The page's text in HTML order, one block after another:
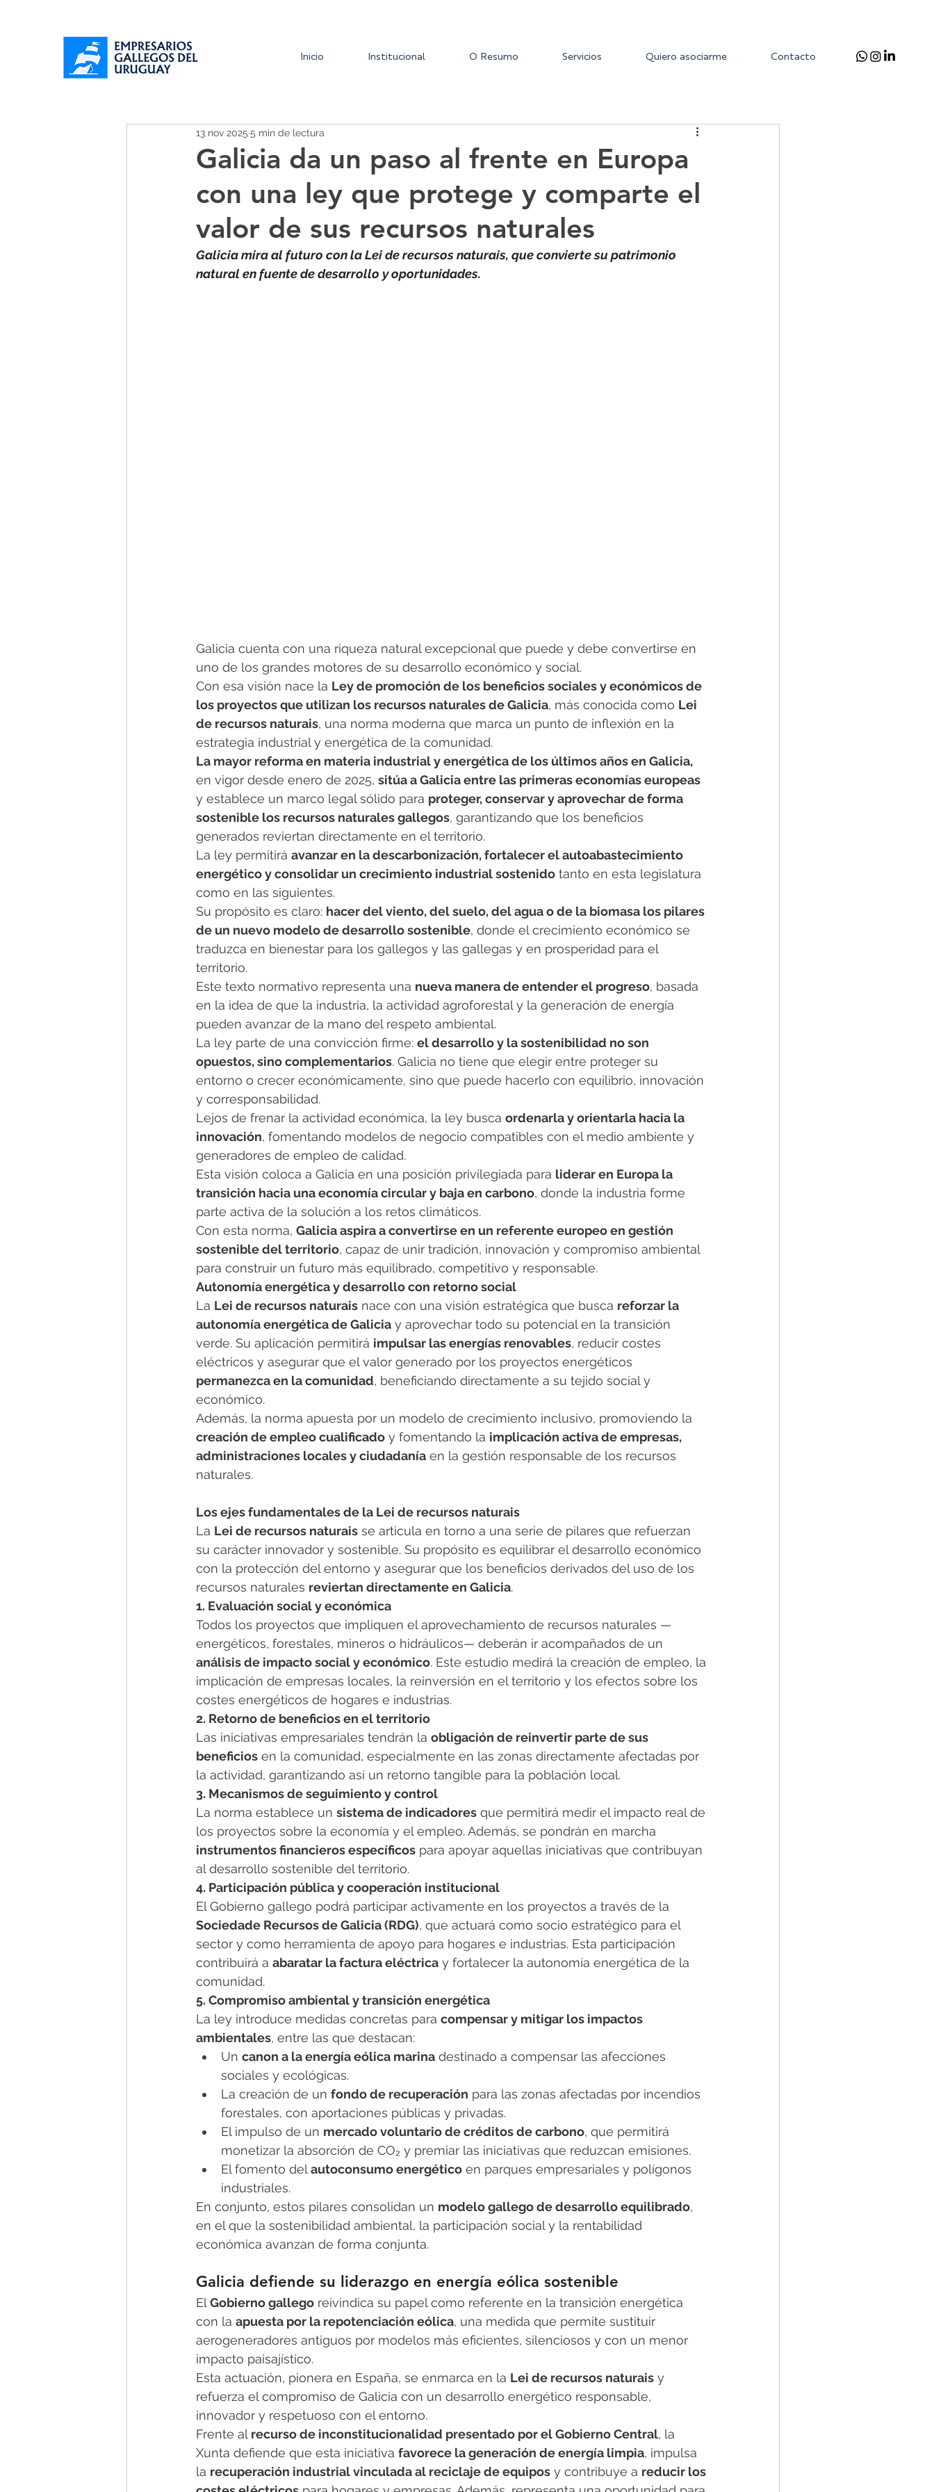
Inicio Institucional O Resumo Servicios Quiero asociarme Contacto
Galicia da un paso al frente en Europa
con una ley que protege y comparte el
valor de sus recursos naturales
13 nov 2025 5 min de lectura
Galicia mira al futuro con la Lei de recursos naturais, que convierte su patrimonio
natural en fuente de desarrollo y oportunidades.
Galicia cuenta con una riqueza natural excepcional que puede y debe convertirse en
uno de los grandes motores de su desarrollo económico y social.
Con esa visión nace la Ley de promoción de los beneficios sociales y económicos de
los proyectos que utilizan los recursos naturales de Galicia, más conocida como Lei
de recursos naturais, una norma moderna que marca un punto de inflexión en la
estrategia industrial y energética de la comunidad.
La mayor reforma en materia industrial y energética de los últimos años en Galicia,
en vigor desde enero de 2025, sitúa a Galicia entre las primeras economías europeas
y establece un marco legal sólido para proteger, conservar y aprovechar de forma
sostenible los recursos naturales gallegos, garantizando que los beneficios
generados reviertan directamente en el territorio.
La ley permitirá avanzar en la descarbonización, fortalecer el autoabastecimiento
energético y consolidar un crecimiento industrial sostenido tanto en esta legislatura
como en las siguientes.
Su propósito es claro: hacer del viento, del suelo, del agua o de la biomasa los pilares
de un nuevo modelo de desarrollo sostenible, donde el crecimiento económico se
traduzca en bienestar para los gallegos y las gallegas y en prosperidad para el
territorio.
Este texto normativo representa una nueva manera de entender el progreso, basada
en la idea de que la industria, la actividad agroforestal y la generación de energía
pueden avanzar de la mano del respeto ambiental.
La ley parte de una convicción firme: el desarrollo y la sostenibilidad no son
opuestos, sino complementarios. Galicia no tiene que elegir entre proteger su
entorno o crecer económicamente, sino que puede hacerlo con equilibrio, innovación
y corresponsabilidad.
Lejos de frenar la actividad económica, la ley busca ordenarla y orientarla hacia la
innovación, fomentando modelos de negocio compatibles con el medio ambiente y
generadores de empleo de calidad.
Esta visión coloca a Galicia en una posición privilegiada para liderar en Europa la
transición hacia una economía circular y baja en carbono, donde la industria forme
parte activa de la solución a los retos climáticos.
Con esta norma, Galicia aspira a convertirse en un referente europeo en gestión
sostenible del territorio, capaz de unir tradición, innovación y compromiso ambiental
para construir un futuro más equilibrado, competitivo y responsable.
Autonomía energética y desarrollo con retorno social
La Lei de recursos naturais nace con una visión estratégica que busca reforzar la
autonomía energética de Galicia y aprovechar todo su potencial en la transición
verde. Su aplicación permitirá impulsar las energías renovables, reducir costes
eléctricos y asegurar que el valor generado por los proyectos energéticos
permanezca en la comunidad, beneficiando directamente a su tejido social y
económico.
Además, la norma apuesta por un modelo de crecimiento inclusivo, promoviendo la
creación de empleo cualificado y fomentando la implicación activa de empresas,
administraciones locales y ciudadanía en la gestión responsable de los recursos
naturales.
Los ejes fundamentales de la Lei de recursos naturais
La Lei de recursos naturais se articula en torno a una serie de pilares que refuerzan
su carácter innovador y sostenible. Su propósito es equilibrar el desarrollo económico
con la protección del entorno y asegurar que los beneficios derivados del uso de los
recursos naturales reviertan directamente en Galicia.
1. Evaluación social y económica
Todos los proyectos que impliquen el aprovechamiento de recursos naturales —
energéticos, forestales, mineros o hidráulicos— deberán ir acompañados de un
análisis de impacto social y económico. Este estudio medirá la creación de empleo, la
implicación de empresas locales, la reinversión en el territorio y los efectos sobre los
costes energéticos de hogares e industrias.
2. Retorno de beneficios en el territorio
Las iniciativas empresariales tendrán la obligación de reinvertir parte de sus
beneficios en la comunidad, especialmente en las zonas directamente afectadas por
la actividad, garantizando así un retorno tangible para la población local.
3. Mecanismos de seguimiento y control
La norma establece un sistema de indicadores que permitirá medir el impacto real de
los proyectos sobre la economía y el empleo. Además, se pondrán en marcha
instrumentos financieros específicos para apoyar aquellas iniciativas que contribuyan
al desarrollo sostenible del territorio.
4. Participación pública y cooperación institucional
El Gobierno gallego podrá participar activamente en los proyectos a través de la
Sociedade Recursos de Galicia (RDG), que actuará como socio estratégico para el
sector y como herramienta de apoyo para hogares e industrias. Esta participación
contribuirá a abaratar la factura eléctrica y fortalecer la autonomía energética de la
comunidad.
5. Compromiso ambiental y transición energética
La ley introduce medidas concretas para compensar y mitigar los impactos
ambientales, entre las que destacan:
Un canon a la energía eólica marina destinado a compensar las afecciones
sociales y ecológicas.
La creación de un fondo de recuperación para las zonas afectadas por incendios
forestales, con aportaciones públicas y privadas.
El impulso de un mercado voluntario de créditos de carbono, que permitirá
monetizar la absorción de CO₂ y premiar las iniciativas que reduzcan emisiones.
El fomento del autoconsumo energético en parques empresariales y polígonos
industriales.
En conjunto, estos pilares consolidan un modelo gallego de desarrollo equilibrado,
en el que la sostenibilidad ambiental, la participación social y la rentabilidad
económica avanzan de forma conjunta.
Galicia defiende su liderazgo en energía eólica sostenible
El Gobierno gallego reivindica su papel como referente en la transición energética
con la apuesta por la repotenciación eólica, una medida que permite sustituir
aerogeneradores antiguos por modelos más eficientes, silenciosos y con un menor
impacto paisajístico.
Esta actuación, pionera en España, se enmarca en la Lei de recursos naturais y
refuerza el compromiso de Galicia con un desarrollo energético responsable,
innovador y respetuoso con el entorno.
Frente al recurso de inconstitucionalidad presentado por el Gobierno Central, la
Xunta defiende que esta iniciativa favorece la generación de energía limpia, impulsa
la recuperación industrial vinculada al reciclaje de equipos y contribuye a reducir los